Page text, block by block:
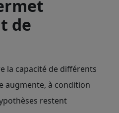
de
la capacité de différents
augmente, à condition
restent